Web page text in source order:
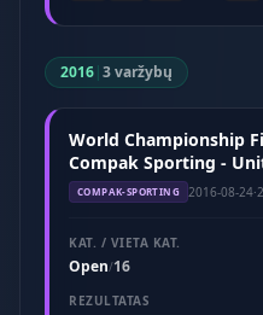
2016|3 varžybų
World Championship
Compak Sporting -
2016)
COMPAK-SPORTING 2016-08-24·
KAT. / VIETA KAT.
Open/16
REZULTATAS